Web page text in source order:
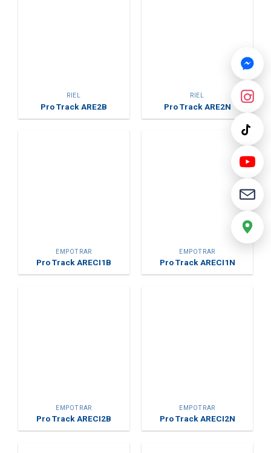
RIEL
Pro Track ARE2B
RIEL
Pro Track ARE2N
EMPOTRAR
Pro Track ARECI1B
EMPOTRAR
Pro Track ARECI1N
EMPOTRAR
Pro Track ARECI2B
EMPOTRAR
Pro Track ARECI2N